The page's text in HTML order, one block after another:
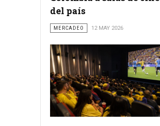
del país
MERCADEO 12 MAY 2026